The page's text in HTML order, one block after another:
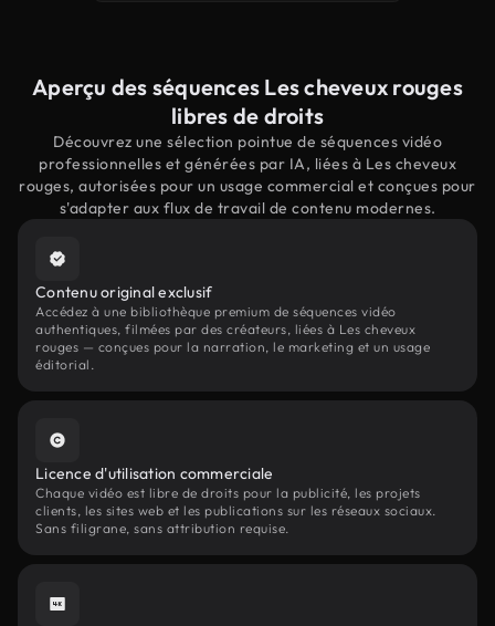
Aperçu des séquences Les cheveux rouges
libres de droits
Découvrez une sélection pointue de séquences vidéo
professionnelles et générées par IA, liées à Les cheveux
rouges, autorisées pour un usage commercial et conçues pour
s'adapter aux flux de travail de contenu modernes.
Contenu original exclusif
Accédez à une bibliothèque premium de séquences vidéo
authentiques, filmées par des créateurs, liées à Les cheveux
rouges — conçues pour la narration, le marketing et un usage
éditorial.
Licence d'utilisation commerciale
Chaque vidéo est libre de droits pour la publicité, les projets
clients, les sites web et les publications sur les réseaux sociaux.
Sans filigrane, sans attribution requise.